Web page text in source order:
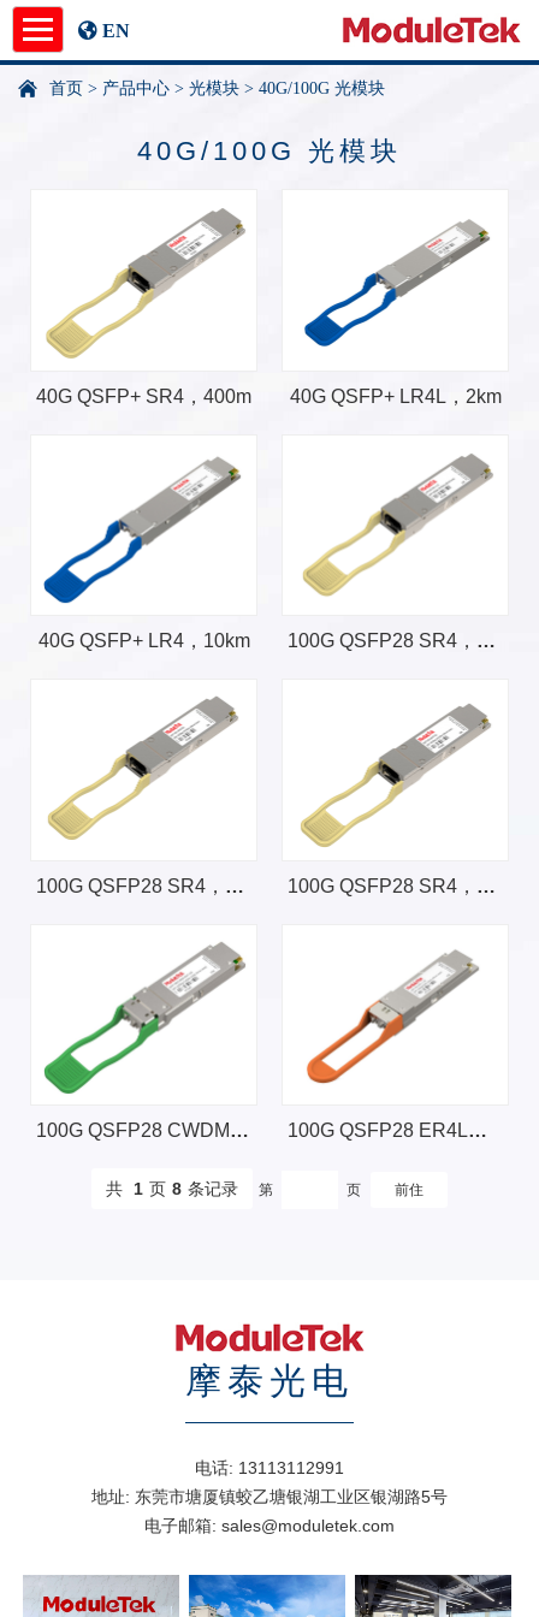
EN
首页 > 产品中心 > 光模块 > 40G/100G 光模块
40G/100G 光模块
40G QSFP+ SR4，400m 40G QSFP+ LR4L，2km
40G QSFP+ LR4，10km 100G QSFP28 SR4，100m，支持InfiniBand协议
100G QSFP28 SR4，100m，支持InfiniBand和以太网协议 100G QSFP28 SR4，100m
100G QSFP28 CWDM4，2km 100G QSFP28 ER4L，40km
共 1 页 8 条记录 第 页
摩泰光电
电话: 13113112991
地址: 东莞市塘厦镇蛟乙塘银湖工业区银湖路5号
电子邮箱: sales@moduletek.com
产品中心
应用指南
新闻中心
关于我们
undefined